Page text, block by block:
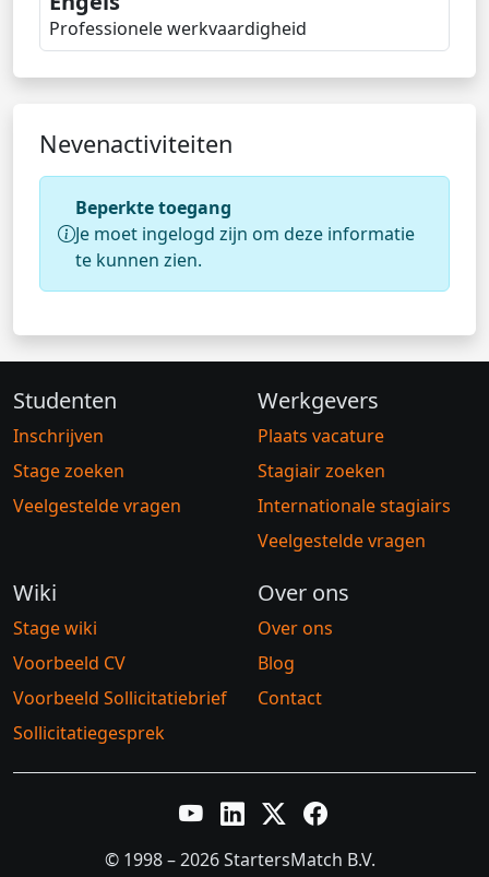
Professionele werkvaardigheid
Nevenactiviteiten
Beperkte toegang
Je moet ingelogd zijn om deze informatie
te kunnen zien.
Studenten
Inschrijven
Stage zoeken
Veelgestelde vragen
Werkgevers
Plaats vacature
Stagiair zoeken
Internationale stagiairs
Veelgestelde vragen
Wiki
Stage wiki
Voorbeeld CV
Voorbeeld Sollicitatiebrief
Sollicitatiegesprek
Over ons
Over ons
Blog
Contact
YouTubeLinkedInTwitter XFacebook
© 1998 – 2026 StartersMatch B.V.